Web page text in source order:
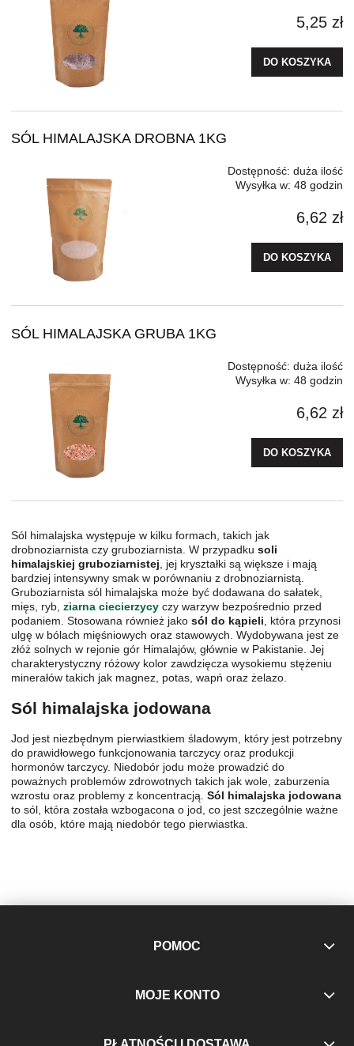
5,25 zł
DO KOSZYKA
SÓL HIMALAJSKA DROBNA 1KG
Dostępność: duża ilość
Wysyłka w: 48 godzin
6,62 zł
DO KOSZYKA
SÓL HIMALAJSKA GRUBA 1KG
Dostępność: duża ilość
Wysyłka w: 48 godzin
6,62 zł
DO KOSZYKA
Sól himalajska występuje w kilku formach, takich jak
drobnoziarnista czy gruboziarnista. W przypadku soli
himalajskiej gruboziarnistej, jej kryształki są większe i mają
bardziej intensywny smak w porównaniu z drobnoziarnistą.
Gruboziarnista sól himalajska może być dodawana do sałatek,
mięs, ryb, ziarna ciecierzycy czy warzyw bezpośrednio przed
podaniem. Stosowana również jako sól do kąpieli, która przynosi
ulgę w bólach mięśniowych oraz stawowych. Wydobywana jest ze
złóż solnych w rejonie gór Himalajów, głównie w Pakistanie. Jej
charakterystyczny różowy kolor zawdzięcza wysokiemu stężeniu
minerałów takich jak magnez, potas, wapń oraz żelazo.
Sól himalajska jodowana
Jod jest niezbędnym pierwiastkiem śladowym, który jest potrzebny
do prawidłowego funkcjonowania tarczycy oraz produkcji
hormonów tarczycy. Niedobór jodu może prowadzić do
poważnych problemów zdrowotnych takich jak wole, zaburzenia
wzrostu oraz problemy z koncentracją. Sól himalajska jodowana
to sól, która została wzbogacona o jod, co jest szczególnie ważne
dla osób, które mają niedobór tego pierwiastka.
POMOC
MOJE KONTO